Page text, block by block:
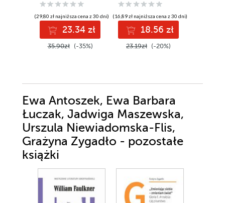
(29,80 zł najniższa cena z 30 dni)
23.34 zł
35.90zł (-35%)
(16,89 zł najniższa cena z 30 dni)
18.56 zł
23.19zł (-20%)
Ewa Antoszek, Ewa Barbara
Łuczak, Jadwiga Maszewska,
Urszula Niewiadomska-Flis,
Grażyna Zygadło - pozostałe
książki